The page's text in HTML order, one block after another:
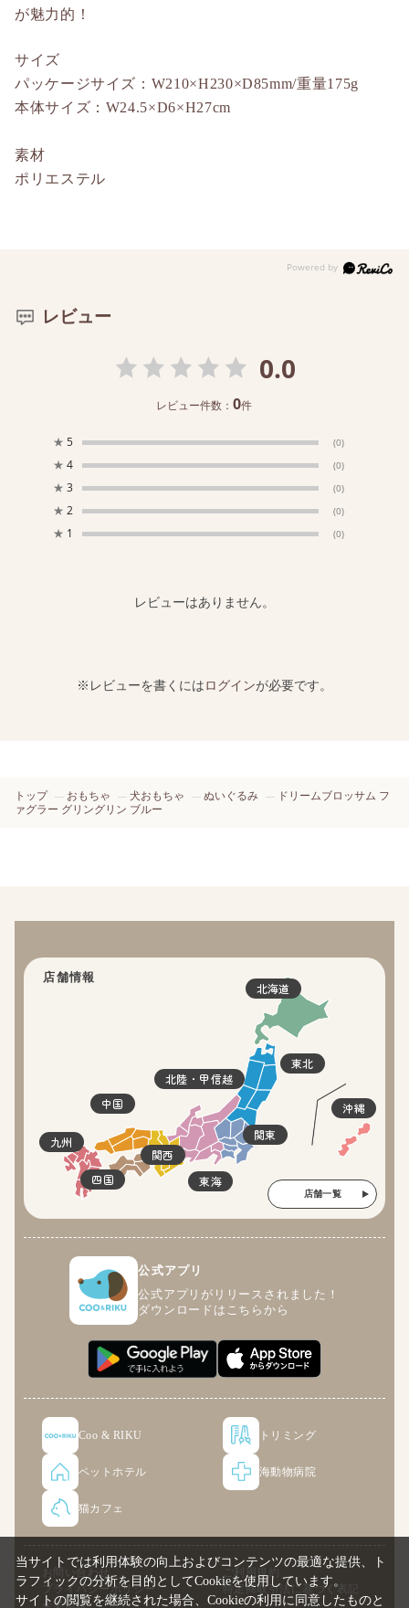
が魅力的！
サイズ
パッケージサイズ：W210×H230×D85mm/重量175g
本体サイズ：W24.5×D6×H27cm
素材
ポリエステル
レビュー
0.0
レビュー件数：0件
★ 5 (0)
★ 4 (0)
★ 3 (0)
★ 2 (0)
★ 1 (0)
レビューはありません。
※レビューを書くにはログインが必要です。
トップ おもちゃ 犬おもちゃ ぬいぐるみ
ドリームブロッサム フ
ァグラー グリングリン ブルー
店舗情報
北海道
東北
関東
北陸・甲信越
東海
関西
四国
中国
九州
沖縄
店舗一覧
公式アプリ
公式アプリがリリースされました！
ダウンロードはこちらから
Coo & RIKU トリミング
ペットホテル 海動物病院
猫カフェ
お問い合わせ
ご利用規約
プライバシーポリシー
特定商取引法に基づく表記
企業情報
当サイトでは利用体験の向上およびコンテンツの最適な提供、ト
ラフィックの分析を目的としてCookieを使用しています。
サイトの閲覧を継続された場合、Cookieの利用に同意したものと